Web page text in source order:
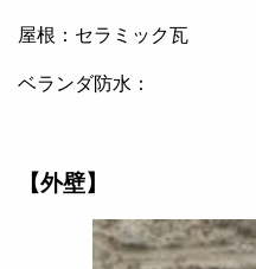
屋根：セラミック瓦
ベランダ防水：
【外壁】